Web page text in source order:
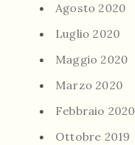
Agosto 2020
Luglio 2020
Maggio 2020
Marzo 2020
Febbraio 2020
Ottobre 2019